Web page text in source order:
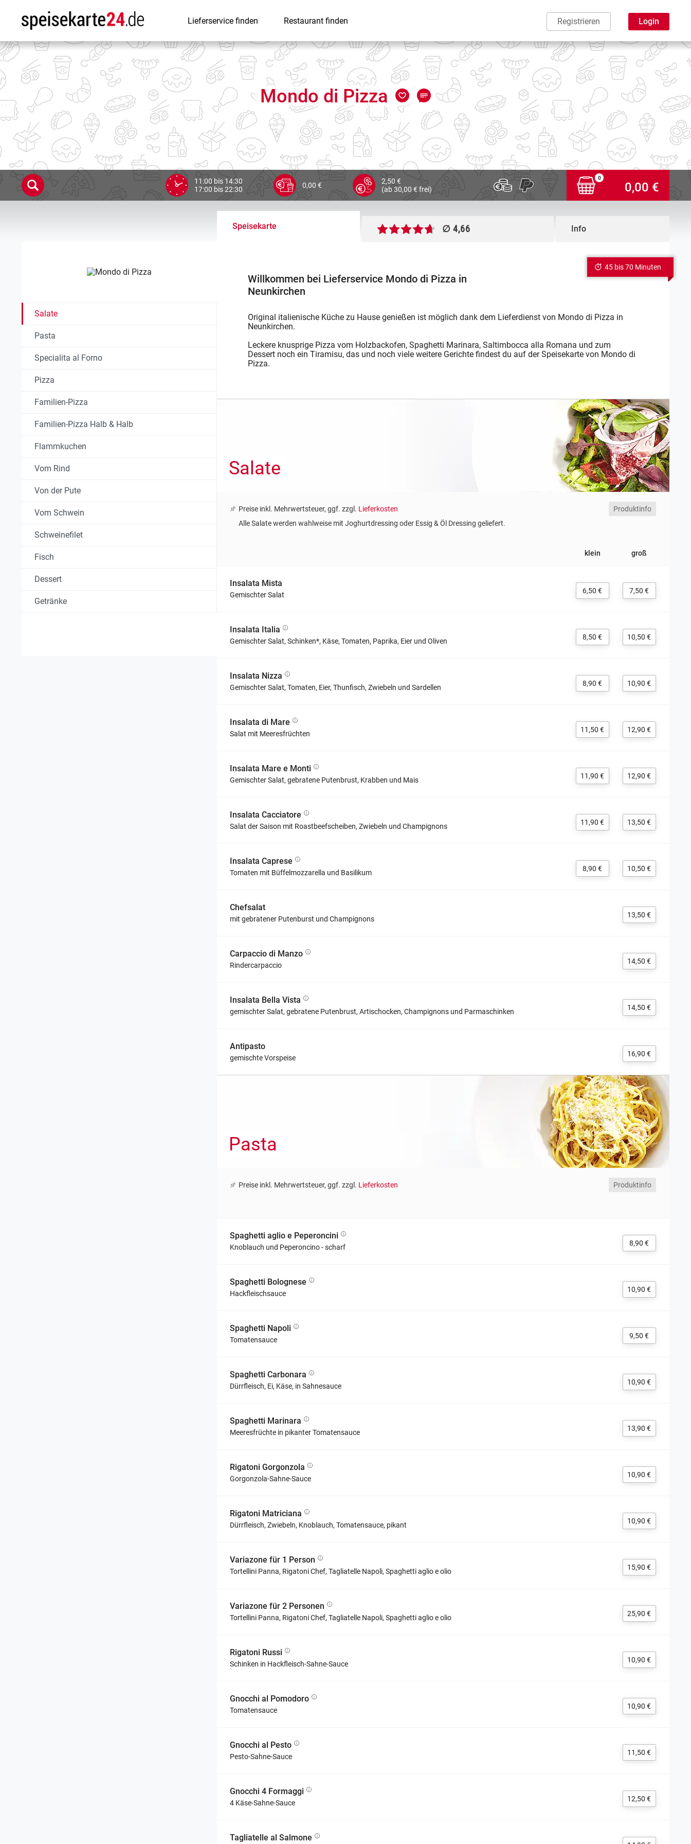
Lieferservice finden Restaurant finden Registrieren Login
Mondo di Pizza
11:00 bis 14:30
17:00 bis 22:30
0,00 €
2,50 €
(ab 30,00 € frei)
0
0,00 €
Speisekarte ∅ 4,66 Info
Salate
Pasta
Specialita al Forno
Pizza
Familien-Pizza
Familien-Pizza Halb & Halb
Flammkuchen
Vom Rind
Von der Pute
Vom Schwein
Schweinefilet
Fisch
Dessert
Getränke
Willkommen bei Lieferservice Mondo di Pizza in
Neunkirchen
Original italienische Küche zu Hause genießen ist möglich dank dem Lieferdienst von Mondo di Pizza in
Neunkirchen.
Leckere knusprige Pizza vom Holzbackofen, Spaghetti Marinara, Saltimbocca alla Romana und zum
Dessert noch ein Tiramisu, das und noch viele weitere Gerichte findest du auf der Speisekarte von Mondo di
Pizza.
45 bis 70 Minuten
Salate
Preise inkl. Mehrwertsteuer, ggf. zzgl. Lieferkosten
Produktinfo
Alle Salate werden wahlweise mit Joghurtdressing oder Essig & Öl Dressing geliefert.
klein groß
Insalata Mista
Gemischter Salat 6,50 € 7,50 €
Insalata Italia
Gemischter Salat, Schinken*, Käse, Tomaten, Paprika, Eier und Oliven 8,50 € 10,50 €
Insalata Nizza
Gemischter Salat, Tomaten, Eier, Thunfisch, Zwiebeln und Sardellen 8,90 € 10,90 €
Insalata di Mare
Salat mit Meeresfrüchten 11,50 € 12,90 €
Insalata Mare e Monti
Gemischter Salat, gebratene Putenbrust, Krabben und Mais 11,90 € 12,90 €
Insalata Cacciatore
Salat der Saison mit Roastbeefscheiben, Zwiebeln und Champignons 11,90 € 13,50 €
Insalata Caprese
Tomaten mit Büffelmozzarella und Basilikum 8,90 € 10,50 €
Chefsalat
mit gebratener Putenburst und Champignons 13,50 €
Carpaccio di Manzo
Rindercarpaccio 14,50 €
Insalata Bella Vista
gemischter Salat, gebratene Putenbrust, Artischocken, Champignons und Parmaschinken 14,50 €
Antipasto
gemischte Vorspeise 16,90 €
Pasta
Preise inkl. Mehrwertsteuer, ggf. zzgl. Lieferkosten Produktinfo
Spaghetti aglio e Peperoncini
Knoblauch und Peperoncino - scharf 8,90 €
Spaghetti Bolognese
Hackfleischsauce 10,90 €
Spaghetti Napoli
Tomatensauce 9,50 €
Spaghetti Carbonara
Dürrfleisch, Ei, Käse, in Sahnesauce 10,90 €
Spaghetti Marinara
Meeresfrüchte in pikanter Tomatensauce 13,90 €
Rigatoni Gorgonzola
Gorgonzola-Sahne-Sauce 10,90 €
Rigatoni Matriciana
Dürrfleisch, Zwiebeln, Knoblauch, Tomatensauce, pikant 10,90 €
Variazone für 1 Person
Tortellini Panna, Rigatoni Chef, Tagliatelle Napoli, Spaghetti aglio e olio 15,90 €
Variazone für 2 Personen
Tortellini Panna, Rigatoni Chef, Tagliatelle Napoli, Spaghetti aglio e olio 25,90 €
Rigatoni Russi
Schinken in Hackfleisch-Sahne-Sauce 10,90 €
Gnocchi al Pomodoro
Tomatensauce 10,90 €
Gnocchi al Pesto
Pesto-Sahne-Sauce 11,50 €
Gnocchi 4 Formaggi
4 Käse-Sahne-Sauce 12,50 €
Tagliatelle al Salmone